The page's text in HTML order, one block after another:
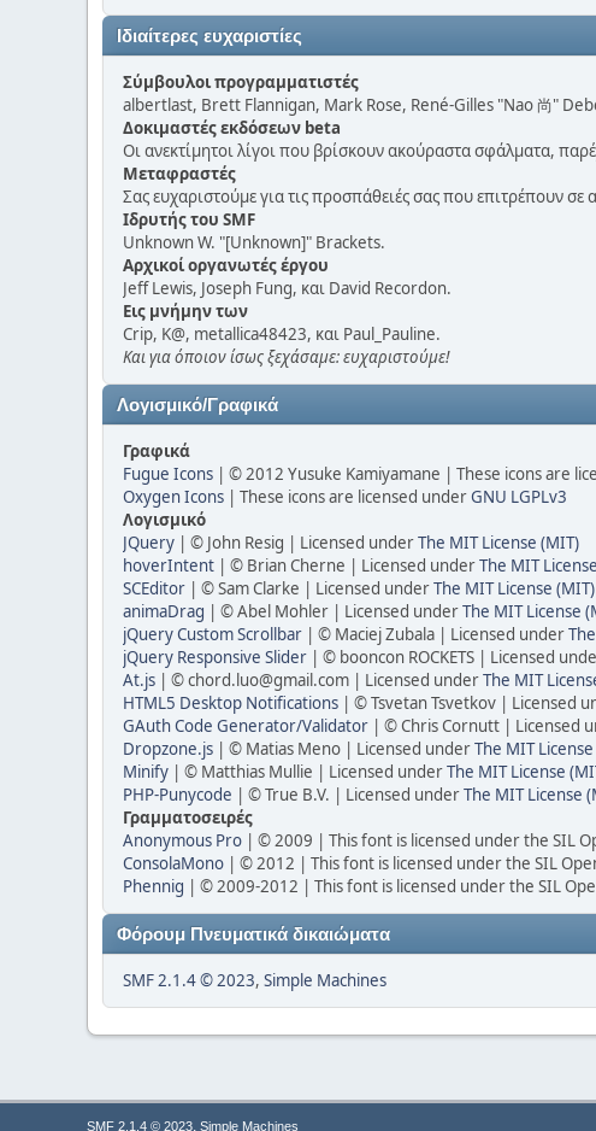
Ιδιαίτερες ευχαριστίες
Σύμβουλοι προγραμματιστές
albertlast, Brett Flannigan, Mark Rose, René-Gilles "Nao 尚"
Δοκιμαστές εκδόσεων beta
Οι ανεκτίμητοι λίγοι που βρίσκουν ακούραστα σφάλματα,
Μεταφραστές
Σας ευχαριστούμε για τις προσπάθειές σας που επιτρέπουν
Ιδρυτής του SMF
Unknown W. "[Unknown]" Brackets.
Αρχικοί οργανωτές έργου
Jeff Lewis, Joseph Fung, και David Recordon.
Εις μνήμην των
Crip, K@, metallica48423, και Paul_Pauline.
Και για όποιον ίσως ξεχάσαμε: ευχαριστούμε!
Λογισμικό/Γραφικά
Γραφικά
Fugue Icons | © 2012 Yusuke Kamiyamane | These icons are
Oxygen Icons | These icons are licensed underGNU LGPLv3
Λογισμικό
JQuery | © John Resig | Licensed underThe MIT License (MIT)
hoverIntent | © Brian Cherne | Licensed underThe MIT
SCEditor | © Sam Clarke | Licensed underThe MIT License (MIT)
animaDrag | © Abel Mohler | Licensed underThe MIT License
jQuery Custom Scrollbar | © Maciej Zubala | Licensed under
jQuery Responsive Slider | © booncon ROCKETS | Licensed
At.js | ©chord.luo@gmail.com | Licensed underThe MIT
HTML5 Desktop Notifications | © Tsvetan Tsvetkov | Licensed
GAuth Code Generator/Validator | © Chris Cornutt | Licensed
Dropzone.js | © Matias Meno | Licensed underThe MIT
Minify | © Matthias Mullie | Licensed underThe MIT License
PHP-Punycode | © True B.V. | Licensed underThe MIT License
Γραμματοσειρές
Anonymous Pro | © 2009 | This font is licensed under the SIL
ConsolaMono | © 2012 | This font is licensed under the SIL
Phennig | © 2009-2012 | This font is licensed under the SIL
Φόρουμ Πνευματικά δικαιώματα
SMF 2.1.4 © 2023, Simple Machines
SMF 2.1.4 © 2023, Simple Machines